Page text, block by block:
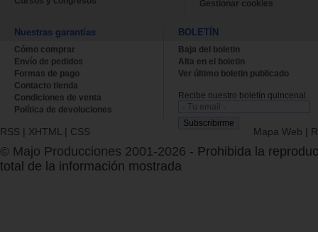
Gestionar cookies
Nuestras garantías
Cómo comprar
Envío de pedidos
Formas de pago
Contacto tienda
Condiciones de venta
Política de devoluciones
BOLETÍN
Baja del boletin
Alta en el boletin
Ver último boletin publicado
Recibe nuestro boletín quincenal.
RSS | XHTML | CSS Mapa Web |
© Majo Producciones 2001-2026 - Prohibida la
total de la información mostrada